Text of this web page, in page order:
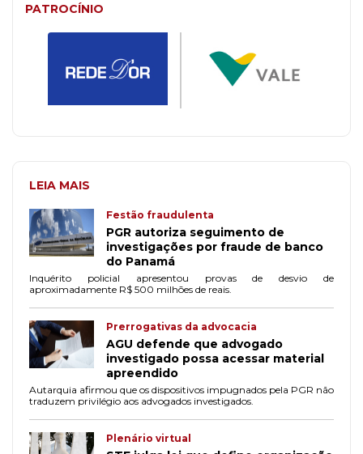
PATROCÍNIO
LEIA MAIS
Festão fraudulenta
PGR autoriza seguimento de
investigações por fraude de banco
do Panamá
Inquérito policial apresentou provas de desvio de
aproximadamente R$ 500 milhões de reais.
Prerrogativas da advocacia
AGU defende que advogado
investigado possa acessar material
apreendido
Autarquia afirmou que os dispositivos impugnados pela PGR não
traduzem privilégio aos advogados investigados.
Plenário virtual